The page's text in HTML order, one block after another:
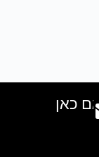
כאן